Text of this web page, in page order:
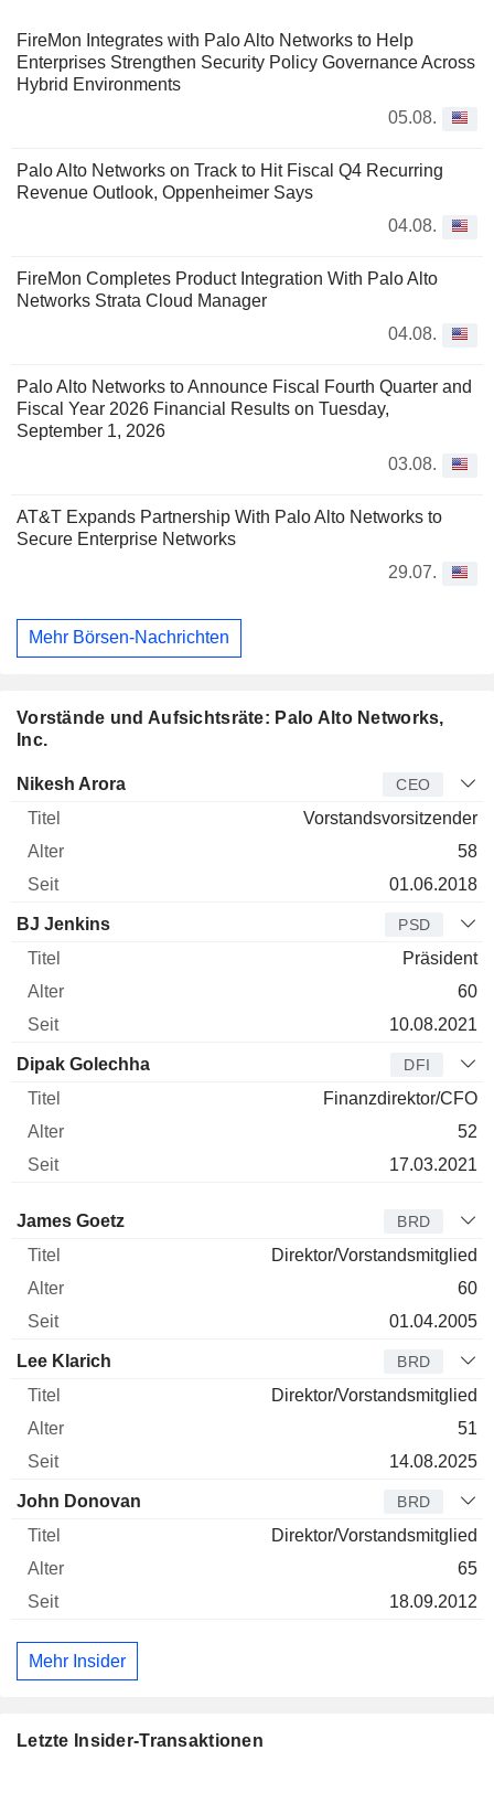
FireMon Integrates with Palo Alto Networks to Help
Enterprises Strengthen Security Policy Governance Across
Hybrid Environments
05.08.
Palo Alto Networks on Track to Hit Fiscal Q4 Recurring
Revenue Outlook, Oppenheimer Says
04.08.
FireMon Completes Product Integration With Palo Alto
Networks Strata Cloud Manager
04.08.
Palo Alto Networks to Announce Fiscal Fourth Quarter and
Fiscal Year 2026 Financial Results on Tuesday,
September 1, 2026
03.08.
AT&T Expands Partnership With Palo Alto Networks to
Secure Enterprise Networks
29.07.
Mehr Börsen-Nachrichten
Vorstände und Aufsichtsräte: Palo Alto Networks,
Inc.
Manager Titel
Nikesh Arora CEO
Vorstandsvorsitzender
58
01.06.2018
BJ Jenkins PSD
Präsident
60
10.08.2021
Dipak Golechha DFI
Finanzdirektor/CFO
52
17.03.2021
Verwaltungsratsmitglied
James Goetz BRD
Direktor/Vorstandsmitglied
60
01.04.2005
Lee Klarich BRD
Direktor/Vorstandsmitglied
51
14.08.2025
John Donovan BRD
Direktor/Vorstandsmitglied
65
18.09.2012
Mehr Insider
Letzte Insider-Transaktionen